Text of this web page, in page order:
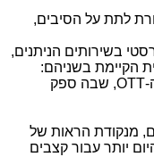
לתת על הסיבים,
בשירותים הניתנים,
הקיימת בשניהם:
,OTT שבה ספק
מנקודת הראות של
יותר עבור קצבים